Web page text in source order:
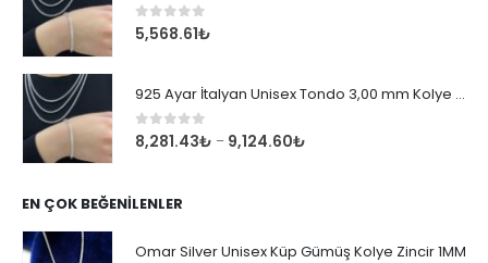
0 out of 5
5,568.61₺
925 Ayar İtalyan Unisex Tondo 3,00 mm Kolye Zincir
0 out of 5
8,281.43₺ – 9,124.60₺
EN ÇOK BEĞENILENLER
Omar Silver Unisex Küp Gümüş Kolye Zincir 1MM